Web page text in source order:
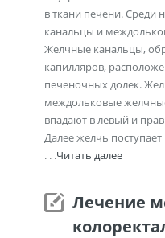
в ткани печени. Среди
канальцы и
Желчные канальцы,
капилляров,
печеночных долек.
междольковые
впадают в левый и
Далее желчь
. . .Читать далее
Лечение